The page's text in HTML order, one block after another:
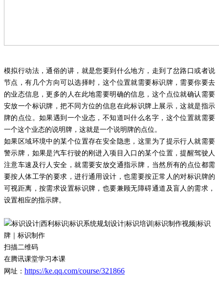
模拟行动法，通俗的讲，就是您要到什么地方，走到了岔路口或者说
节点，有几个方向可以选择时，这个位置就需要标识牌，需要你要去
的业态信息，更多的人在此地需要明确的信息，这个点位就确认需要
安放一个标识牌，把不同方位的信息在此标识牌上展示，这就是指示
牌的点位。如果遇到一个业态，不知道叫什么名字，这个位置就需要
一个这个业态的说明牌，这就是一个说明牌的点位。
如果区域环境中的某个位置存在安全隐患，这里为了提示行人就需要
警示牌，如果是汽车行驶的刚进入项目入口的某个位置，提醒驾驶人
注意车速及行人安全，就需要安放交通指示牌，当然所有的点位都需
要按人体工学的要求，进行通用设计，也需要按正常人的对标识牌的
可视距离，按需求设置标识牌，也要兼顾无障碍通道及盲人的需求，
设置相应的指示牌。
扫描二维码
在腾讯课堂学习本课
网址： https://ke.qq.com/course/321866